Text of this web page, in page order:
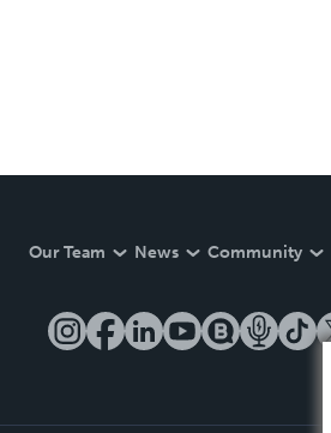
Our Team News Community